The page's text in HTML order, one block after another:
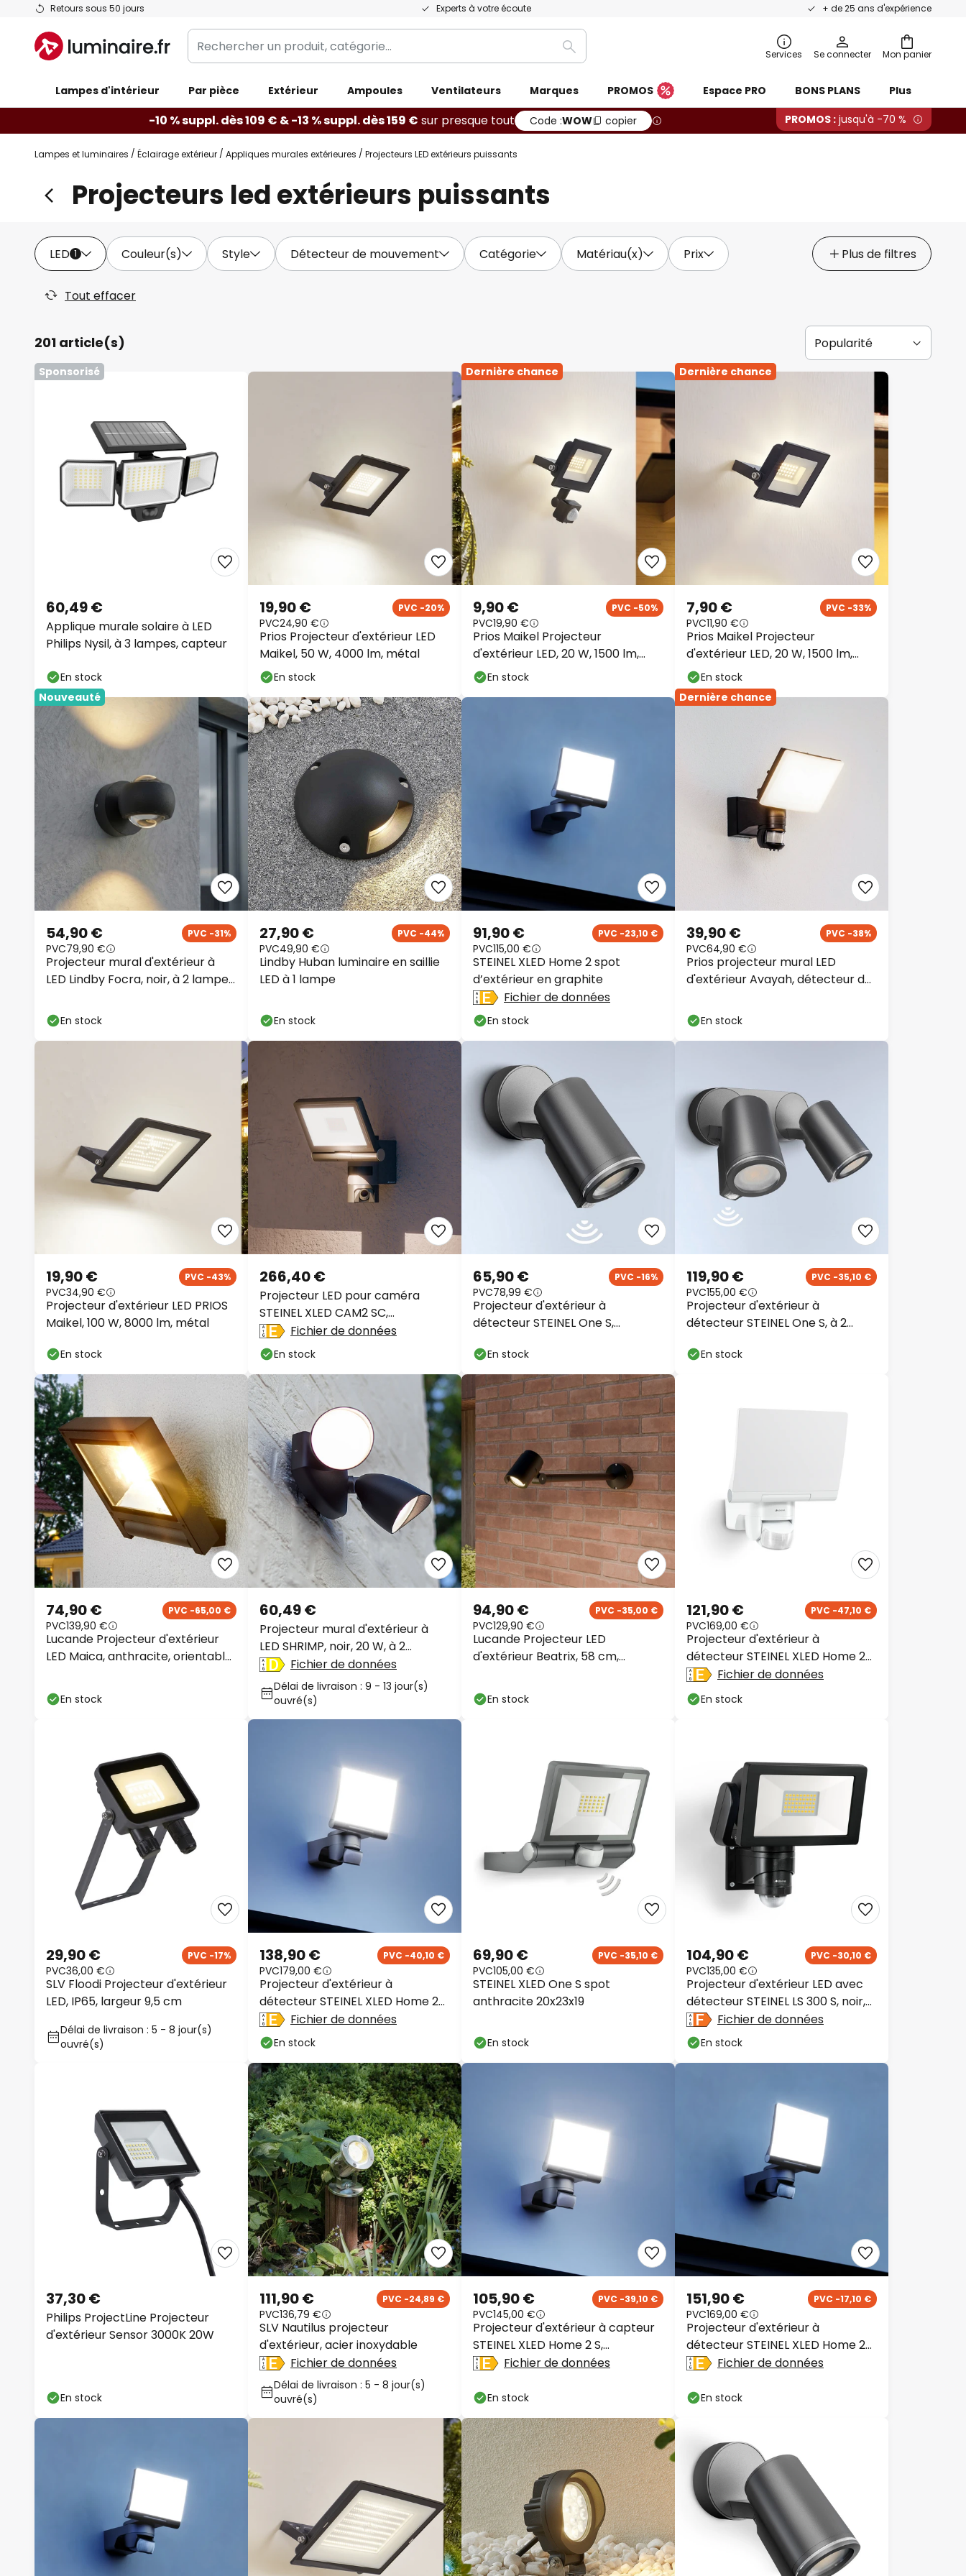
Retours sous 50 jours Experts à votre écoute + de 25 ans d'expérience
Allez
contenu
Mon panier
Rechercher
un
catégorie...
Rechercher Services Se connecter
Lampes d'intérieur Par pièce Extérieur Ampoules Ventilateurs Marques PROMOS Espace PRO BONS PLANS Plus
-10 % suppl. dès 109 € & -13 % suppl. dès 159 € sur presque tout Code :WOW copier PROMOS : jusqu'à -70 %
Lampes et luminaires Éclairage extérieur Appliques murales extérieures Projecteurs LED extérieurs puissants
Projecteurs led extérieurs puissants
LED 1 Couleur(s) Style Détecteur de mouvement Catégorie Matériau(x) Prix Plus de filtres
Tout effacer
201 article(s)
Sponsorisé
Applique murale solaire à LED
Philips Nysil, à 3 lampes, capteur
60,49 €
En stock
Prios Projecteur d'extérieur LED
Maikel, 50 W, 4000 lm, métal
19,90 € PVC -20%
PVC24,90 €
En stock
Dernière chance
Prios Maikel Projecteur
d'extérieur LED, 20 W, 1500 lm,
métal, capteur
9,90 € PVC -50%
PVC19,90 €
En stock
Dernière chance
Prios Maikel Projecteur
d'extérieur LED, 20 W, 1500 lm,
métal
7,90 € PVC -33%
PVC11,90 €
En stock
Nouveauté
Projecteur mural d'extérieur à
LED Lindby Focra, noir, à 2 lampes,
54,90 € PVC -31%
PVC79,90 €
En stock
Lindby Huban luminaire en saillie
LED à 1 lampe
27,90 € PVC -44%
PVC49,90 €
En stock
STEINEL XLED Home 2 spot
d’extérieur en graphite
91,90 € PVC -23,10 €
PVC115,00 €
Fichier de données
En stock
Dernière chance
Prios projecteur mural LED
d'extérieur Avayah, détecteur de
39,90 € PVC -38%
PVC64,90 €
En stock
Projecteur d'extérieur LED PRIOS
Maikel, 100 W, 8000 lm, métal
19,90 € PVC -43%
PVC34,90 €
En stock
Projecteur LED pour caméra
STEINEL XLED CAM2 SC,
anthracite, IP44
266,40 €
Fichier de données
En stock
Projecteur d'extérieur à
détecteur STEINEL One S,
65,90 € PVC -16%
PVC78,99 €
En stock
Projecteur d'extérieur à
détecteur STEINEL One S, à 2
119,90 € PVC -35,10 €
PVC155,00 €
En stock
Lucande Projecteur d'extérieur
LED Maica, anthracite, orientable,
74,90 € PVC -65,00 €
PVC139,90 €
En stock
Projecteur mural d'extérieur à
LED SHRIMP, noir, 20 W, à 2
lampes, IP54
60,49 €
Fichier de données
Délai de livraison : 9 - 13 jour(s)
ouvré(s)
Lucande Projecteur LED
d'extérieur Beatrix, 58 cm,
94,90 € PVC -35,00 €
PVC129,90 €
En stock
Projecteur d'extérieur à
détecteur STEINEL XLED Home 2
XL S, blanc, IP44
121,90 € PVC -47,10 €
PVC169,00 €
Fichier de données
En stock
SLV Floodi Projecteur d'extérieur
LED, IP65, largeur 9,5 cm
29,90 € PVC -17%
PVC36,00 €
Délai de livraison : 5 - 8 jour(s)
ouvré(s)
Projecteur d'extérieur à
détecteur STEINEL XLED Home 2
XL S graphite IP44
138,90 € PVC -40,10 €
PVC179,00 €
Fichier de données
En stock
STEINEL XLED One S spot
anthracite 20x23x19
69,90 € PVC -35,10 €
PVC105,00 €
En stock
Projecteur d'extérieur LED avec
détecteur STEINEL LS 300 S, noir,
IP44
104,90 € PVC -30,10 €
PVC135,00 €
Fichier de données
En stock
Philips ProjectLine Projecteur
d'extérieur Sensor 3000K 20W
37,30 €
En stock
SLV Nautilus projecteur
d'extérieur, acier inoxydable
111,90 € PVC -24,89 €
PVC136,79 €
Fichier de données
Délai de livraison : 5 - 8 jour(s)
ouvré(s)
Projecteur d'extérieur à capteur
STEINEL XLED Home 2 S,
anthracite
105,90 € PVC -39,10 €
PVC145,00 €
Fichier de données
En stock
Projecteur d'extérieur à
détecteur STEINEL XLED Home 2
XL S noir IP44
151,90 € PVC -17,10 €
PVC169,00 €
Fichier de données
En stock